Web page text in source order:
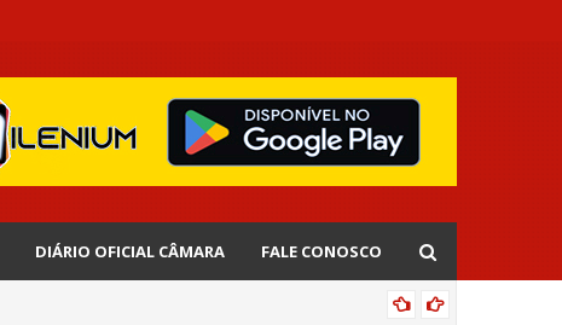
DIÁRIO OFICIAL CÂMARA FALE CONOSCO